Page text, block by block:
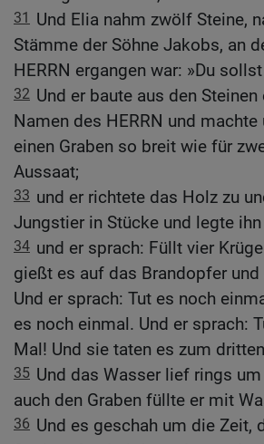
31
Und Elia nahm zwölf Steine,
Stämme der Söhne Jakobs, an
HERRN ergangen war: »Du
32 Und er baute aus den
Namen des HERRN und
einen Graben so breit wie für
Aussaat;
33 und er richtete das Holz zu
Jungstier in Stücke und legte
34 und er sprach: Füllt vier
gießt es auf das Brandopfer
Und er sprach: Tut es noch
es noch einmal. Und er sprach:
Mal! Und sie taten es zum
35 Und das Wasser lief rings
auch den Graben füllte er mit
36 Und es geschah um die Zeit,